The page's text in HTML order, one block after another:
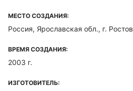
МЕСТО СОЗДАНИЯ:
Россия, Ярославская обл., г. Ростов
ВРЕМЯ СОЗДАНИЯ:
2003 г.
ИЗГОТОВИТЕЛЬ: